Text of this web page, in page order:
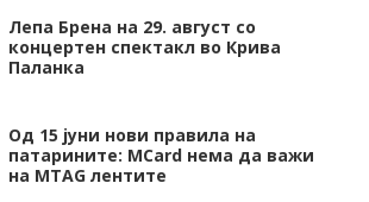
Лепа Брена на 29. август со
концертен спектакл во Крива
Паланка
Од 15 јуни нови правила на
патарините: MCard нема да важи
на MTAG лентите